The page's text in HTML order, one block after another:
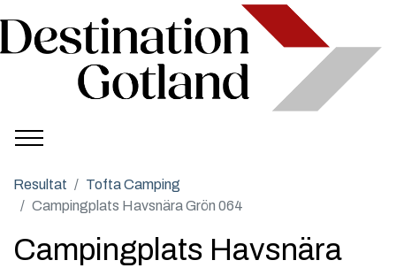
Resultat
Tofta Camping
Campingplats Havsnära Grön 064
Campingplats Havsnära